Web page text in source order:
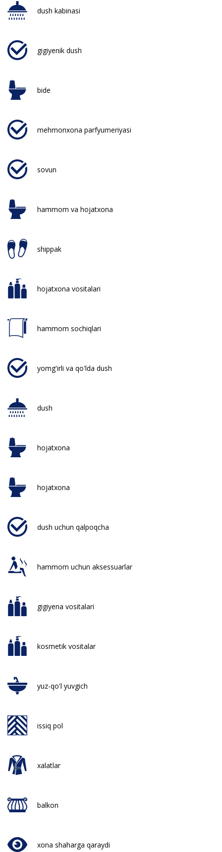
dush kabinasi
gigiyenik dush
bide
mehmonxona parfyumeriyasi
sovun
hammom va hojatxona
shippak
hojatxona vositalari
hammom sochiqlari
yomg'irli va qo'lda dush
dush
hojatxona
hojatxona
dush uchun qalpoqcha
hammom uchun aksessuarlar
gigiyena vositalari
kosmetik vositalar
yuz-qo'l yuvgich
issiq pol
xalatlar
balkon
xona shaharga qaraydi